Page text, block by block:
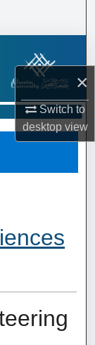
×
Switch to
desktopview